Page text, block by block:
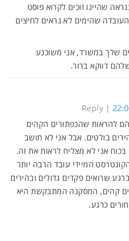
שהיינו זוכים לקרוא פוסט
שהימים לא נראים לחיצים
שלך במשרד, אני משוכנע
דווקא ברור.
Reply
להראות שהכפתורים הקהים
בולטים. אבל אני לא חושב
אני לא מצליח לראות את זה.
המיידי עובד הרבה יותר
שרואים פקדים גדולים ובהירים
קהים, המסקנה המתבקשת היא
כרגע.